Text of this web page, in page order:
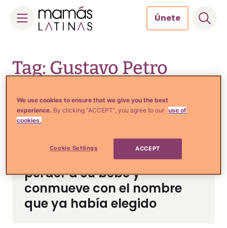
content
Únete
Tag: Gustavo Petro
Laura Ojeda publica
emotivas imágenes tras
perder a su bebé y
conmueve con el nombre
que ya había elegido
We use cookies to ensure that we give you the best
experience. By clicking “ACCEPT”, you agree to our use of
cookies.
Cookie Settings ACCEPT